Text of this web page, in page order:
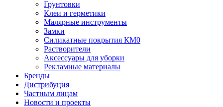
Грунтовки
Клеи и герметики
Малярные инструменты
Замки
Силикатные покрытия КМ0
Растворители
Аксессуары для уборки
Рекламные материалы
Бренды
Дистрибуция
Частным лицам
Новости и проекты